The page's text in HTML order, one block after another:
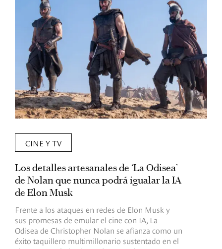
CINE Y TV
Los detalles artesanales de ‘La Odisea’
de Nolan que nunca podrá igualar la IA
de Elon Musk
Frente a los ataques en redes de Elon Musk y
sus promesas de emular el cine con IA, La
Odisea de Christopher Nolan se afianza como un
éxito taquillero multimillonario sustentado en el